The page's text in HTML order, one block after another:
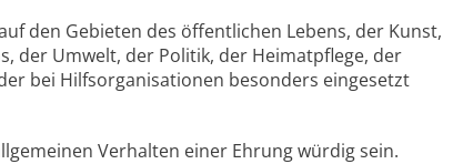
den Gebieten des öffentlichen Lebens, der Kunst,
der Umwelt, der Politik, der Heimatpflege, der
bei Hilfsorganisationen besonders eingesetzt
Verhalten einer Ehrung würdig sein.